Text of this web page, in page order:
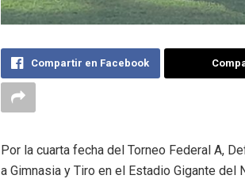
Compartir en Facebook
Por la cuarta fecha del Torneo Federal A,
a Gimnasia y Tiro en el Estadio Gigante